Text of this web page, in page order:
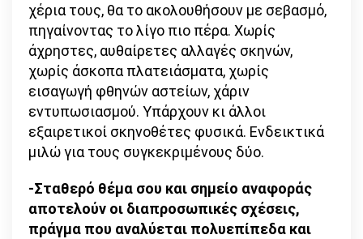
χέρια τους, θα το ακολουθήσουν με σεβασμό,
πηγαίνοντας το λίγο πιο πέρα. Χωρίς
άχρηστες, αυθαίρετες αλλαγές σκηνών,
χωρίς άσκοπα πλατειάσματα, χωρίς
εισαγωγή φθηνών αστείων, χάριν
εντυπωσιασμού. Υπάρχουν κι άλλοι
εξαιρετικοί σκηνοθέτες φυσικά. Ενδεικτικά
μιλώ για τους συγκεκριμένους δύο.
-Σταθερό θέμα σου και σημείο αναφοράς
αποτελούν οι διαπροσωπικές σχέσεις,
πράγμα που αναλύεται πολυεπίπεδα και